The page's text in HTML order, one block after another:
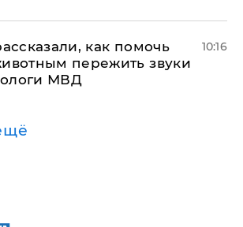
как помочь
пережить звуки
МВД
10:16